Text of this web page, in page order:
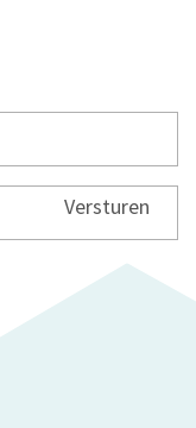
Versturen